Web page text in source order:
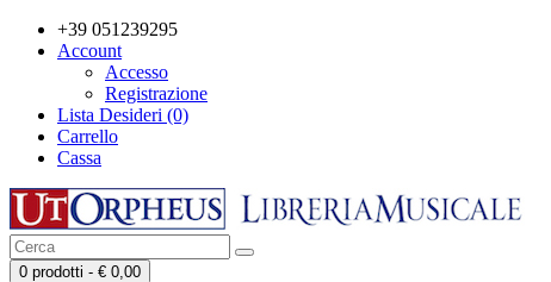
+39 051239295
Account
Accesso
Registrazione
Lista Desideri (0)
Carrello
Cassa
0 prodotti - € 0,00